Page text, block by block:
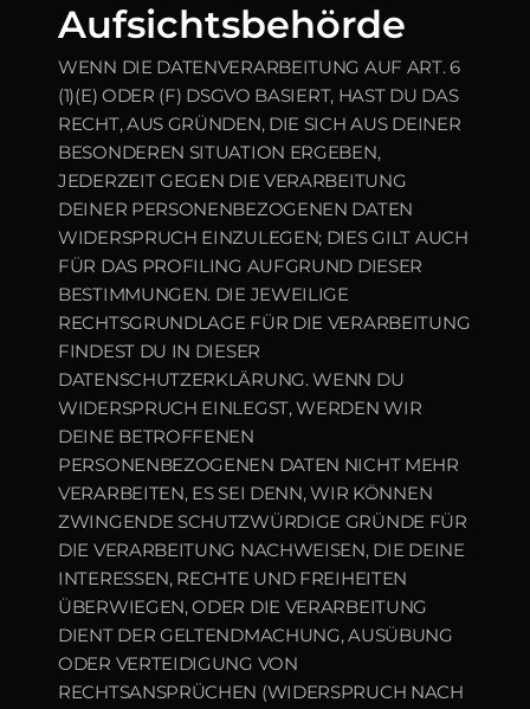
Aufsichtsbehörde
WENN DIE DATENVERARBEITUNG AUF ART. 6
(1)(E) ODER (F) DSGVO BASIERT, HAST DU DAS
RECHT, AUS GRÜNDEN, DIE SICH AUS DEINER
BESONDEREN SITUATION ERGEBEN,
JEDERZEIT GEGEN DIE VERARBEITUNG
DEINER PERSONENBEZOGENEN DATEN
WIDERSPRUCH EINZULEGEN; DIES GILT AUCH
FÜR DAS PROFILING AUFGRUND DIESER
BESTIMMUNGEN. DIE JEWEILIGE
RECHTSGRUNDLAGE FÜR DIE VERARBEITUNG
FINDEST DU IN DIESER
DATENSCHUTZERKLÄRUNG. WENN DU
WIDERSPRUCH EINLEGST, WERDEN WIR
DEINE BETROFFENEN
PERSONENBEZOGENEN DATEN NICHT MEHR
VERARBEITEN, ES SEI DENN, WIR KÖNNEN
ZWINGENDE SCHUTZWÜRDIGE GRÜNDE FÜR
DIE VERARBEITUNG NACHWEISEN, DIE DEINE
INTERESSEN, RECHTE UND FREIHEITEN
ÜBERWIEGEN, ODER DIE VERARBEITUNG
DIENT DER GELTENDMACHUNG, AUSÜBUNG
ODER VERTEIDIGUNG VON
RECHTSANSPRÜCHEN (WIDERSPRUCH NACH